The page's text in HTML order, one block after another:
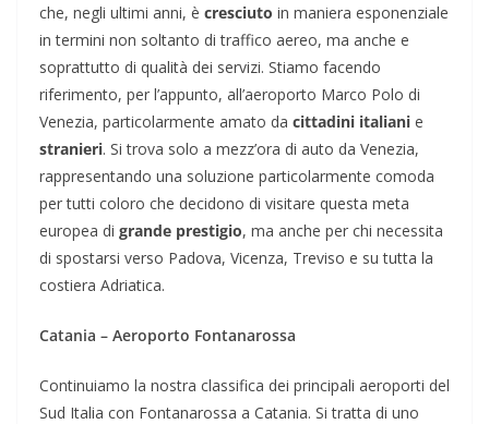
che, negli ultimi anni, è cresciuto in maniera esponenziale
in termini non soltanto di traffico aereo, ma anche e
soprattutto di qualità dei servizi. Stiamo facendo
riferimento, per l’appunto, all’aeroporto Marco Polo di
Venezia, particolarmente amato da cittadini italiani e
stranieri. Si trova solo a mezz’ora di auto da Venezia,
rappresentando una soluzione particolarmente comoda
per tutti coloro che decidono di visitare questa meta
europea di grande prestigio, ma anche per chi necessita
di spostarsi verso Padova, Vicenza, Treviso e su tutta la
costiera Adriatica.
Catania – Aeroporto Fontanarossa
Continuiamo la nostra classifica dei principali aeroporti del
Sud Italia con Fontanarossa a Catania. Si tratta di uno